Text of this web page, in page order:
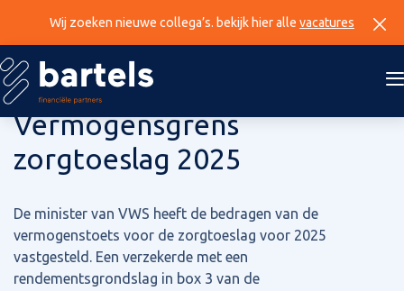
Wij zoeken nieuwe collega’s. bekijk hier alle vacatures
24 oktober 2024
Vermogensgrens
zorgtoeslag 2025
De minister van VWS heeft de bedragen van de
vermogenstoets voor de zorgtoeslag voor 2025
vastgesteld. Een verzekerde met een
rendementsgrondslag in box 3 van de